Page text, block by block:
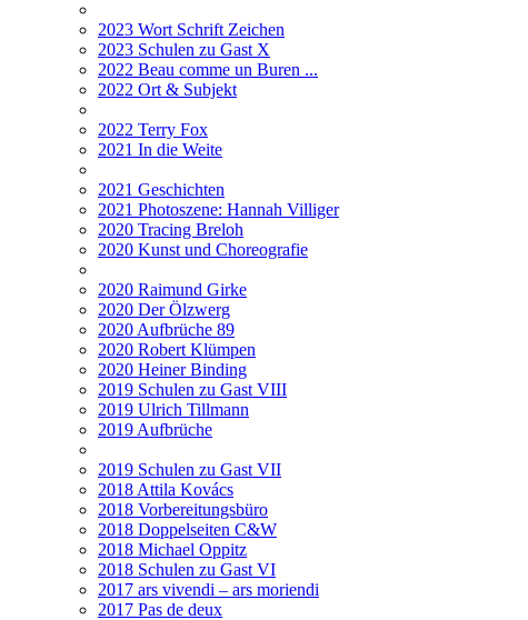
2023 Wort Schrift Zeichen
2023 Schulen zu Gast X
2022 Beau comme un Buren ...
2022 Ort & Subjekt
2022 Terry Fox
2021 In die Weite
2021 Geschichten
2021 Photoszene: Hannah Villiger
2020 Tracing Breloh
2020 Kunst und Choreografie
2020 Raimund Girke
2020 Der Ölzwerg
2020 Aufbrüche 89
2020 Robert Klümpen
2020 Heiner Binding
2019 Schulen zu Gast VIII
2019 Ulrich Tillmann
2019 Aufbrüche
2019 Schulen zu Gast VII
2018 Attila Kovács
2018 Vorbereitungsbüro
2018 Doppelseiten C&W
2018 Michael Oppitz
2018 Schulen zu Gast VI
2017 ars vivendi – ars moriendi
2017 Pas de deux